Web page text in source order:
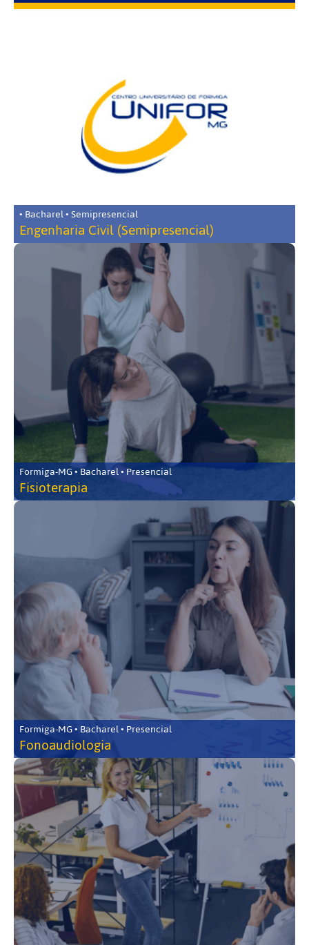
• Bacharel • Semipresencial
Engenharia Civil (Semipresencial)
Formiga-MG • Bacharel • Presencial
Fisioterapia
Formiga-MG • Bacharel • Presencial
Fonoaudiologia